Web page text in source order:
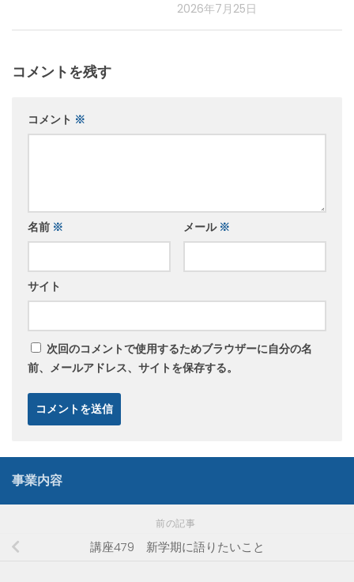
2026年7月25日
コメントを残す
コメント ※
名前 ※ メール ※
サイト
次回のコメントで使用するためブラウザーに自分の名
前、メールアドレス、サイトを保存する。
事業内容
前の記事
講座479 新学期に語りたいこと